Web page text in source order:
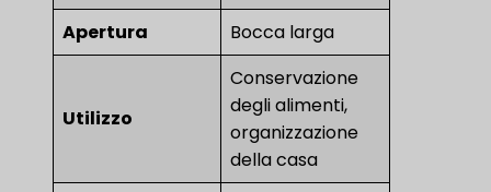
Apertura
Bocca larga
Utilizzo
Conservazione
degli alimenti,
organizzazione
della casa